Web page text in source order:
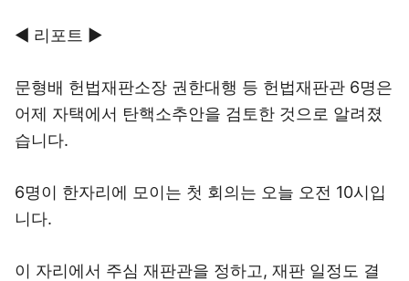
◀ 리포트 ▶
문형배 헌법재판소장 권한대행 등 헌법재판관 6명은
어제 자택에서 탄핵소추안을 검토한 것으로 알려졌
습니다.
6명이 한자리에 모이는 첫 회의는 오늘 오전 10시입
니다.
이 자리에서 주심 재판관을 정하고, 재판 일정도 결